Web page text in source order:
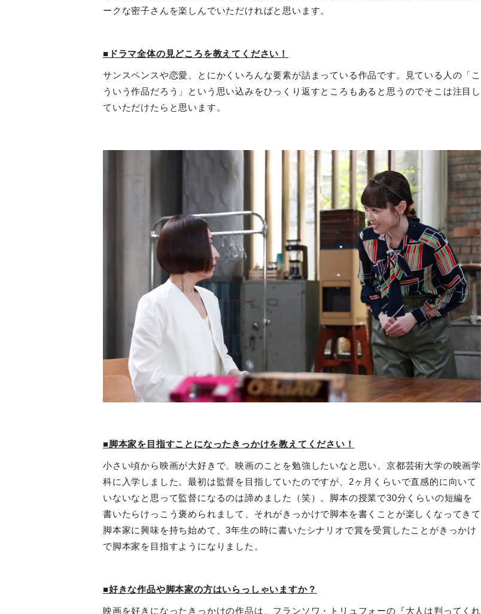
ークな密子さんを楽しんでいただければと思います。
■ドラマ全体の見どころを教えてください！
サンスペンスや恋愛、とにかくいろんな要素が詰まっている作品です。見ている人の「こ
ういう作品だろう」という思い込みをひっくり返すところもあると思うのでそこは注目し
ていただけたらと思います。
■脚本家を目指すことになったきっかけを教えてください！
小さい頃から映画が大好きで、映画のことを勉強したいなと思い、京都芸術大学の映画学
科に入学しました。最初は監督を目指していたのですが、 2ヶ月くらいで直感的に向いて
いないなと思って監督になるのは諦めました（笑）。脚本の授業で30分くらいの短編を
書いたらけっこう褒められまして、それがきっかけで脚本を書くことが楽しくなってきて
脚本家に興味を持ち始めて、3年生の時に書いたシナリオで賞を受賞したことがきっかけ
で脚本家を目指すようになりました。
■好きな作品や脚本家の方はいらっしゃいますか？
映画を好きになったきっかけの作品は、フランソワ・トリュフォーの『大人は判ってくれ